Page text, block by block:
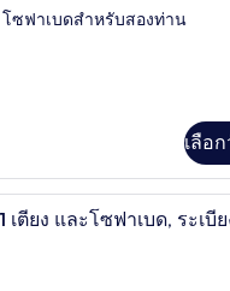
โซฟาเบดสำหรับสองท่าน
เลือ
ตู้นิรภัยในห้องพัก,
เตียง และโซฟาเบด, ระเบี